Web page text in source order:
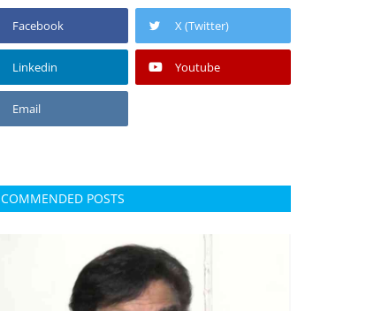
Facebook X (Twitter)
Linkedin Youtube
Email
POSTS